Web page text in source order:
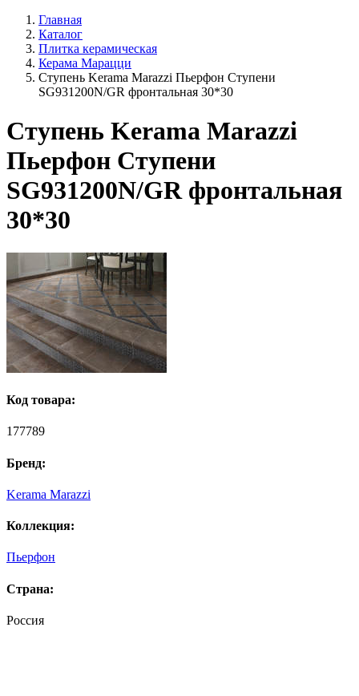
Главная
Каталог
Плитка керамическая
Керама Марацци
Ступень Kerama Marazzi Пьерфон Ступени
SG931200N/GR фронтальная 30*30
Ступень Kerama Marazzi
Пьерфон Ступени
SG931200N/GR фронтальная
30*30
Код товара:
177789
Бренд:
Kerama Marazzi
Коллекция:
Пьерфон
Страна:
Россия